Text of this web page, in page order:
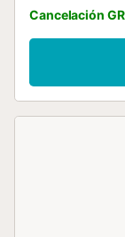
formados por
paseos aquí
libre a tomar
porche podrán
o cenar
Cancelación